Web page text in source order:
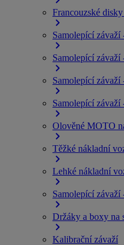
Francouzské
Samolepící závaží
Samolepící závaží
Samolepící závaží
Samolepící
Olověné MOTO
Těžké nákladní
Lehké nákladní
Samolepící závaží
Držáky a boxy na
Kalibrační závaží